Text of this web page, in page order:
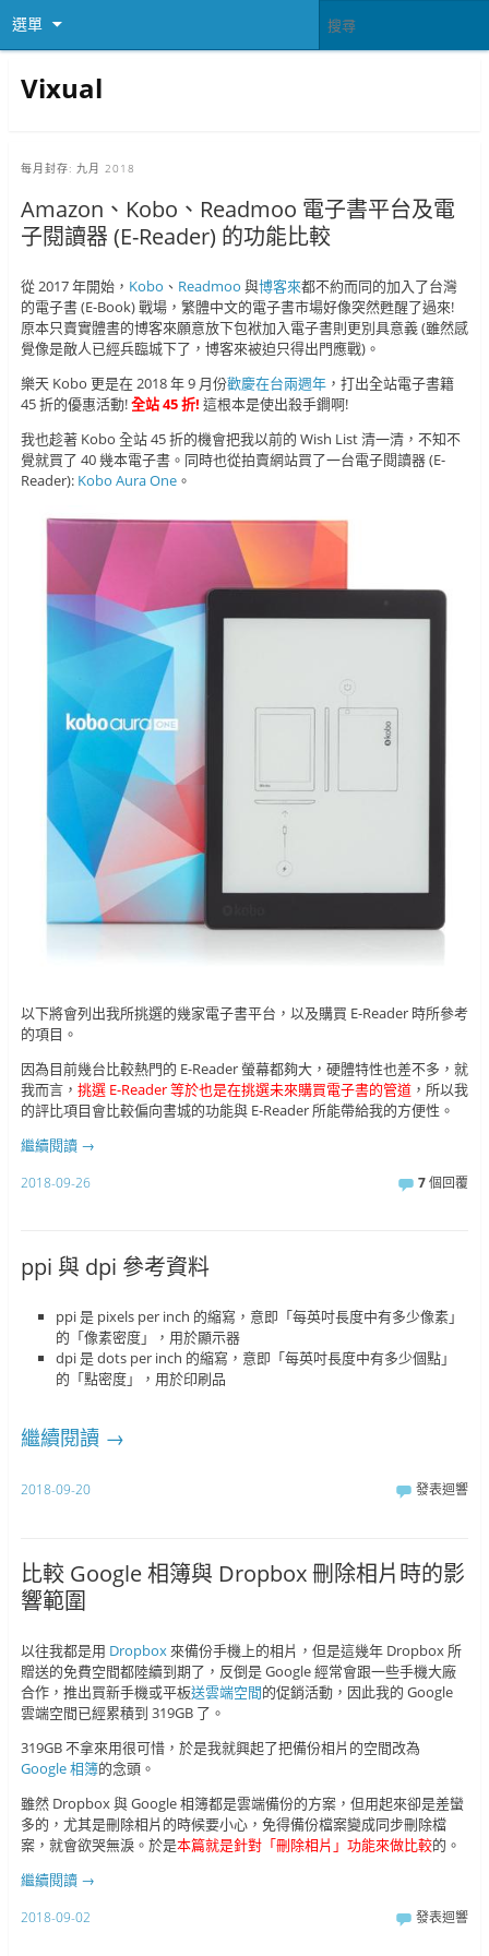
選單
Vixual
每月封存: 九月 2018
Amazon、Kobo、Readmoo 電子書平台及電
子閱讀器 (E-Reader) 的功能比較
從 2017 年開始， Kobo 、 Readmoo 與博客來都不約而同的加入了台灣
的電子書 (E-Book) 戰場，繁體中文的電子書市場好像突然甦醒了過來!
原本只賣實體書的博客來願意放下包袱加入電子書則更別具意義 (雖然感
覺像是敵人已經兵臨城下了，博客來被迫只得出門應戰)。
樂天 Kobo 更是在 2018 年 9 月份歡慶在台兩週年，打出全站電子書籍
45 折的優惠活動!全站 45 折! 這根本是使出殺手鐧啊!
我也趁著 Kobo 全站 45 折的機會把我以前的 Wish List 清一清，不知不
覺就買了 40 幾本電子書。同時也從拍賣網站買了一台電子閱讀器 (E-
Reader): Kobo Aura One。
以下將會列出我所挑選的幾家電子書平台，以及購買 E-Reader 時所參考
的項目。
因為目前幾台比較熱門的 E-Reader 螢幕都夠大，硬體特性也差不多，就
我而言， 挑選 E-Reader 等於也是在挑選未來購買電子書的管道，所以我
的評比項目會比較偏向書城的功能與 E-Reader 所能帶給我的方便性。
繼續閱讀 →
2018-09-26 7個回覆
ppi 與 dpi 參考資料
ppi 是 pixels per inch 的縮寫，意即「每英吋長度中有多少像素」
的「像素密度」，用於顯示器
dpi 是 dots per inch 的縮寫，意即「每英吋長度中有多少個點」
的「點密度」，用於印刷品
繼續閱讀 →
2018-09-20 發表迴響
比較 Google 相簿與 Dropbox 刪除相片時的影
響範圍
以往我都是用 Dropbox來備份手機上的相片，但是這幾年 Dropbox 所
贈送的免費空間都陸續到期了，反倒是 Google 經常會跟一些手機大廠
合作，推出買新手機或平板送雲端空間的促銷活動，因此我的 Google
雲端空間已經累積到 319GB 了。
319GB 不拿來用很可惜，於是我就興起了把備份相片的空間改為
Google 相簿的念頭。
雖然 Dropbox 與 Google 相簿都是雲端備份的方案，但用起來卻是差蠻
多的，尤其是刪除相片的時候要小心，免得備份檔案變成同步刪除檔
案，就會欲哭無淚。於是本篇就是針對「刪除相片」功能來做比較的。
繼續閱讀 →
2018-09-02 發表迴響